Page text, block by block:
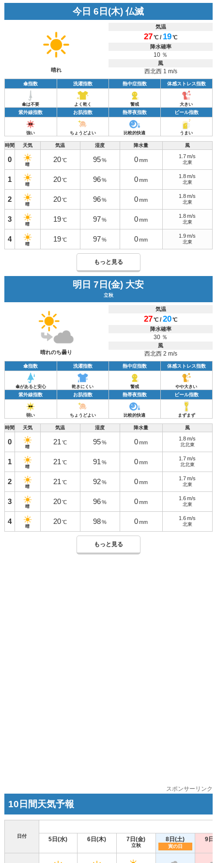
今日 6日(木) 仏滅
晴れ
気温
27℃ / 19℃
降水確率
10 ％
風
西北西 1 m/s
傘指数 洗濯指数 熱中症指数 体感ストレス指数
傘は不要 よく乾く 警戒 大きい
紫外線指数 お肌指数 熱帯夜指数 ビール指数
強い ちょうどよい 比較的快適 うまい
時間 天気 気温 湿度 降水量 風
0
晴
20 ℃ 95 % 0 mm
1.7 m/s
北東
1
晴
20 ℃ 96 % 0 mm
1.8 m/s
北東
2
晴
20 ℃ 96 % 0 mm
1.8 m/s
北東
3
晴
19 ℃ 97 % 0 mm
1.8 m/s
北東
4
晴
19 ℃ 97 % 0 mm
1.9 m/s
北東
もっと見る
明日 7日(金) 大安
立秋
晴れのち曇り
気温
27℃ /20℃
降水確率
30 ％
風
西北西 2 m/s
傘指数 洗濯指数 熱中症指数 体感ストレス指数
傘があると安心 乾きにくい 警戒 やや大きい
紫外線指数 お肌指数 熱帯夜指数 ビール指数
弱い ちょうどよい 比較的快適 まずまず
時間 天気 気温 湿度 降水量 風
0
晴
21 ℃ 95 % 0 mm
1.8 m/s
北北東
1
晴
21 ℃ 91 % 0 mm
1.7 m/s
北北東
2
晴
21 ℃ 92 % 0 mm
1.7 m/s
北東
3
晴
20 ℃ 96 % 0 mm
1.6 m/s
北東
4
晴
20 ℃ 98 % 0 mm
1.6 m/s
北東
もっと見る
スポンサーリンク
10日間天気予報
日付 5日(水) 6日(木) 7日(金)
立秋
8日(土)
寅の日
9日